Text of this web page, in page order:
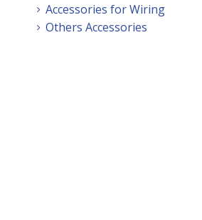
Accessories for Wiring
Others Accessories